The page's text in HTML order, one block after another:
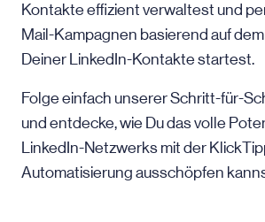
Kontakte effizient verwaltest und
Mail-Kampagnen basierend auf
Deiner LinkedIn-Kontakte startest.
Folge einfach unserer Schritt-für-
und entdecke, wie Du das volle
LinkedIn-Netzwerks mit der
Automatisierung ausschöpfen